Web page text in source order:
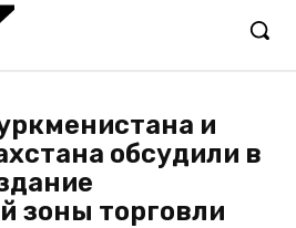
и
обсудили в
зоны торговли